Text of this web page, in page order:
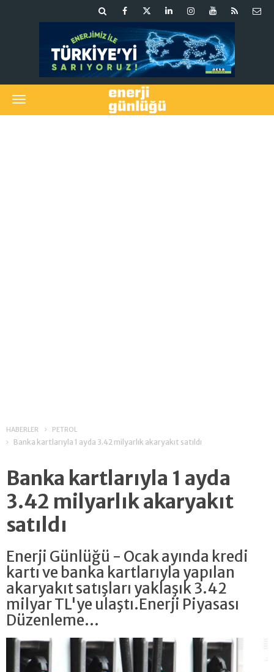
HABERLER PETROL
Banka kartlarıyla 1 ayda 3.42 milyarlık akaryakıt satıldı
Banka kartlarıyla 1 ayda
3.42 milyarlık akaryakıt
satıldı
Enerji Günlüğü - Ocak ayında kredi
kartı ve banka kartlarıyla yapılan
akaryakıt satışları yaklaşık 3.42
milyar TL'ye ulaştı.Enerji Piyasası
Düzenleme...